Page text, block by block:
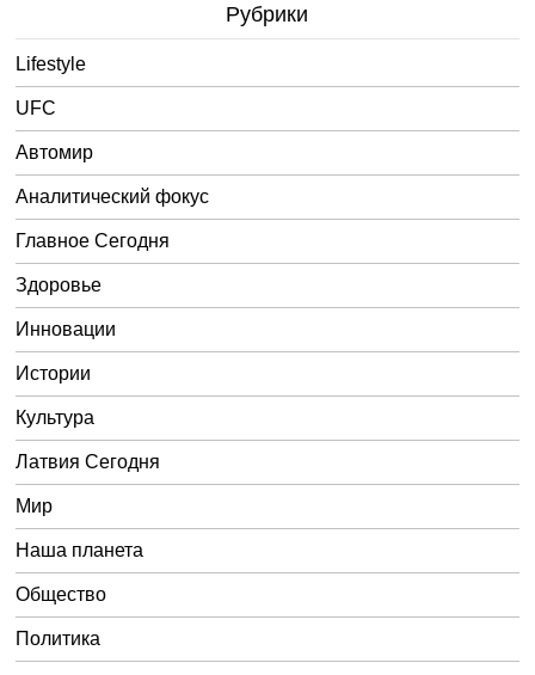
Рубрики
Lifestyle
UFC
Автомир
Аналитический фокус
Главное Сегодня
Здоровье
Инновации
Истории
Культура
Латвия Сегодня
Мир
Наша планета
Общество
Политика